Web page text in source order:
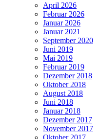
April 2026
Februar 2026
Januar 2026
Januar 2021
September 2020
Juni 2019
Mai 2019
Februar 2019
Dezember 2018
Oktober 2018
August 2018
Juni 2018
Januar 2018
Dezember 2017
November 2017
Oktober 2017